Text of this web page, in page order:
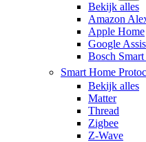
Bekijk alles
Amazon
Apple Home
Google
Bosch
Smart Home
Bekijk alles
Matter
Thread
Zigbee
Z-Wave